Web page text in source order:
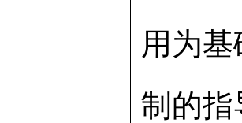
用为
制的指